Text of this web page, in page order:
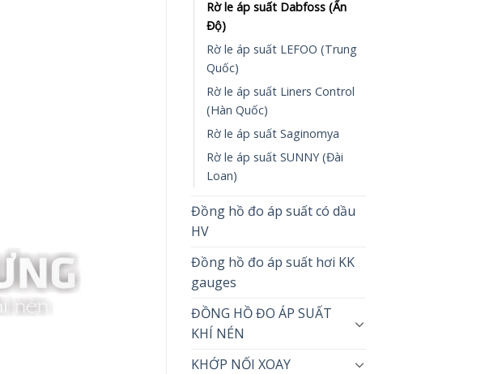
Rờ le áp suất Dabfoss (Ấn
Độ)
Rờ le áp suất LEFOO (Trung
Quốc)
Rờ le áp suất Liners Control
(Hàn Quốc)
Rờ le áp suất Saginomya
Rờ le áp suất SUNNY (Đài
Loan)
Đồng hồ đo áp suất có dầu
HV
Đồng hồ đo áp suất hơi KK
gauges
ĐỒNG HỒ ĐO ÁP SUẤT
KHÍ NÉN
KHỚP NỐI XOAY